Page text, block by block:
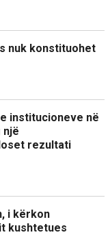
nuk konstituohet
institucioneve në
një
rezultati
i kërkon
kushtetues